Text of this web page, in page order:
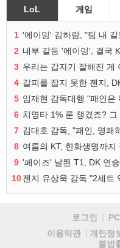
LoL 게임
1 '에이밍' 김하람, "팀 내
2 내부 갈등 '에이밍', 결국
3 우리는 갑자기 잘해진 게
4 갈피를 잡지 못한 젠지,
5 임재현 감독대행 "패인
6 치명타 1% 룬 챙겼죠?
7 김대호 감독, "패인, 명쾌
8 여름의 KT, 한화생명까지
9 '페이즈' 날뛴 T1, DK 연
10젠지 유상욱 감독 "2세트
로그인
이용약관
개인정
불법